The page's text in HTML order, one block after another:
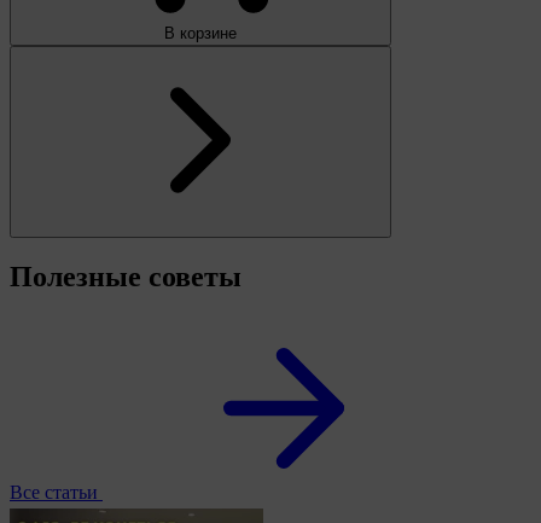
В корзине
Полезные советы
Все статьи